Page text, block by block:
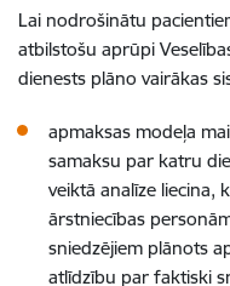
Lai nodrošinātu
atbilstošu aprūpi
dienests plāno vairākas
apmaksas modeļa
samaksu par katru
veiktā analīze liecina,
ārstniecības
sniedzējiem plānots
atlīdzību par faktiski